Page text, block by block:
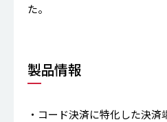
た。
製品情報
・コード決済に特化した決済